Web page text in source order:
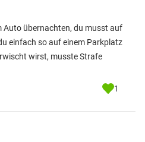
Auto übernachten, du musst auf
einfach so auf einem Parkplatz
wirst, musste Strafe
1